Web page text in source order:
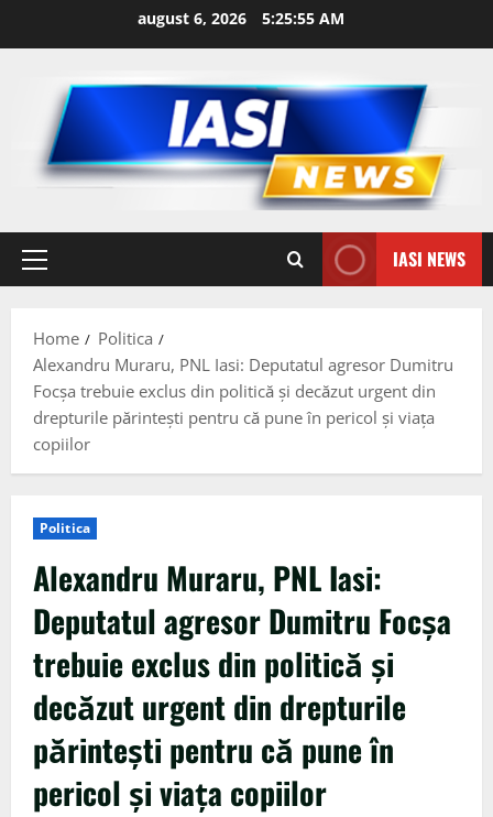
august 6, 2026 5:25:56 AM
Primary
IASI NEWS
Home
Politica
Alexandru Muraru, PNL Iasi: Deputatul agresor Dumitru
Focșa trebuie exclus din politică și decăzut urgent din
drepturile părintești pentru că pune în pericol și viața
copiilor
Politica
Alexandru Muraru, PNL Iasi:
Deputatul agresor Dumitru Focșa
trebuie exclus din politică și
decăzut urgent din drepturile
părintești pentru că pune în
pericol și viața copiilor